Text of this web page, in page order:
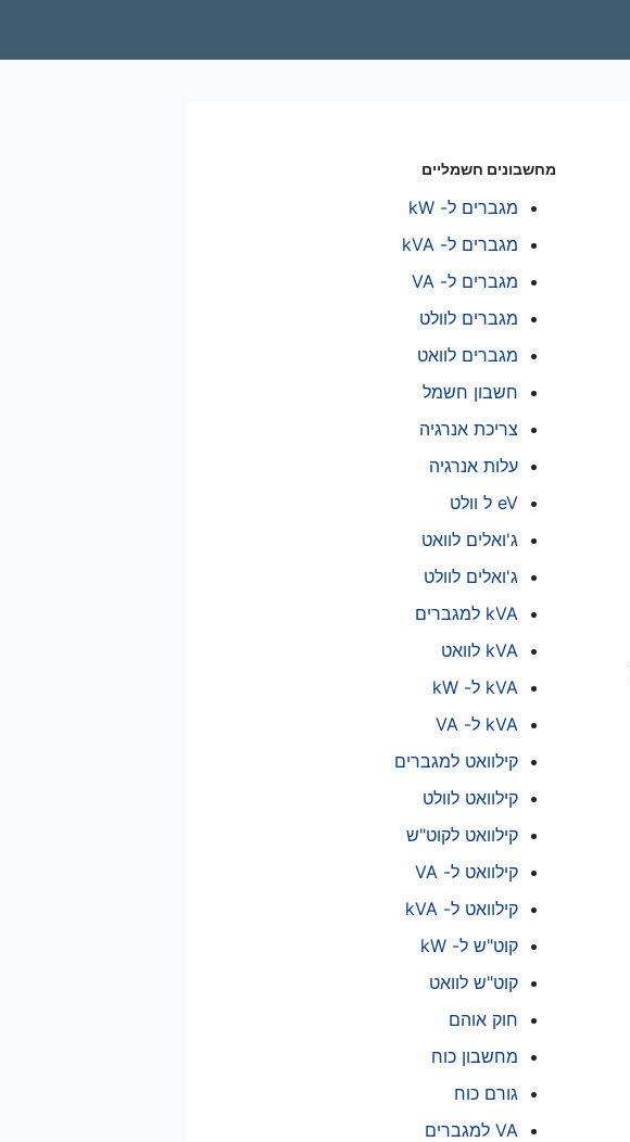
מחשבונים חשמליים
מגברים ל- kW
מגברים ל- kVA
מגברים ל- VA
מגברים לוולט
מגברים לוואט
חשבון חשמל
צריכת אנרגיה
עלות אנרגיה
eV ל וולט
ג'ואלים לוואט
ג'ואלים לוולט
kVA למגברים
kVA לוואט
kVA ל- kW
kVA ל- VA
קילוואט למגברים
קילוואט לוולט
קילוואט לקוט"ש
קילוואט ל- VA
קילוואט ל- kVA
קוט"ש ל- kW
קוט"ש לוואט
חוק אוהם
מחשבון כוח
גורם כוח
VA למגברים